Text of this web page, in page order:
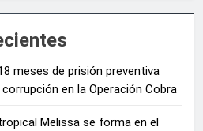
meses de prisión preventiva
en la Operación Cobra
Melissa se forma en el